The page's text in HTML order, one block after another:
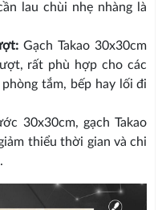
lau chùi nhẹ nhàng là
Gạch Takao 30x30cm
rất phù hợp cho các
tắm, bếp hay lối đi
30x30cm, gạch Takao
thiểu thời gian và chi